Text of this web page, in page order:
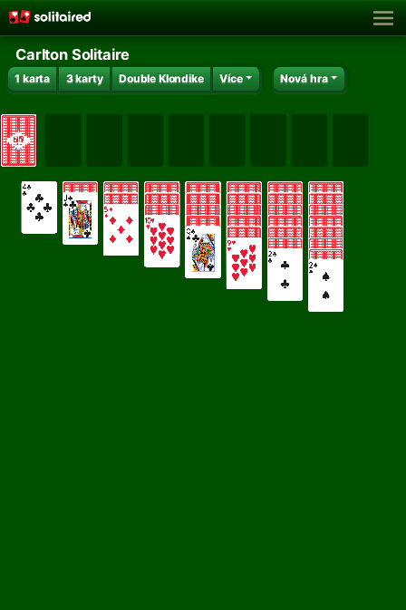
Carlton Solitaire
1 karta 3 karty Double Klondike Více Nová hra